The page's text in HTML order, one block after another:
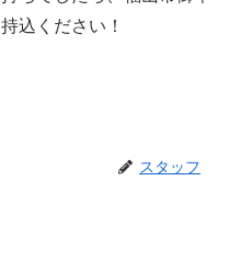
込ください！
スタッフ